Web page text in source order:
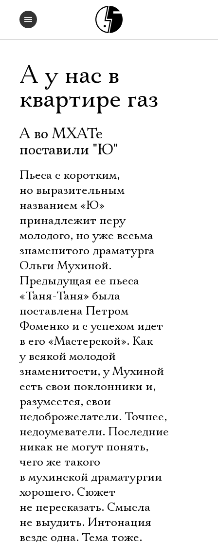
А у нас в
квартире газ
А во МХАТе
поставили "Ю"
Пьеса с коротким,
но выразительным
названием «Ю»
принадлежит перу
молодого, но уже весьма
знаменитого драматурга
Ольги Мухиной.
Предыдущая ее пьеса
«Таня-Таня» была
поставлена Петром
Фоменко и с успехом идет
в его «Мастерской». Как
у всякой молодой
знаменитости, у Мухиной
есть свои поклонники и,
разумеется, свои
недоброжелатели. Точнее,
недоумеватели. Последние
никак не могут понять,
чего же такого
в мухинской драматургии
хорошего. Сюжет
не пересказать. Смысла
не выудить. Интонация
везде одна. Тема тоже.